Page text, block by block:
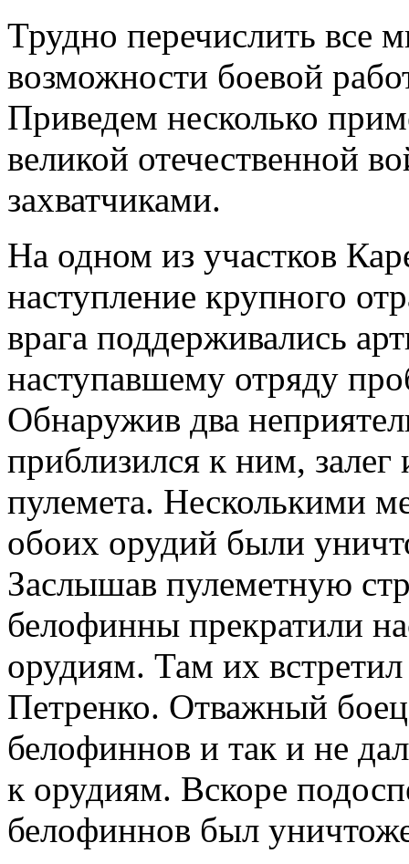
Трудно перечислить все
возможности боевой
Приведем несколько
великой отечественной
захватчиками.
На одном из участков
наступление крупного
врага поддерживались
наступавшему отряду
Обнаружив два
приблизился к ним,
пулемета. Несколькими
обоих орудий были
Заслышав пулеметную
белофинны прекратили
орудиям. Там их
Петренко. Отважный
белофиннов и так и не
к орудиям. Вскоре
белофиннов был